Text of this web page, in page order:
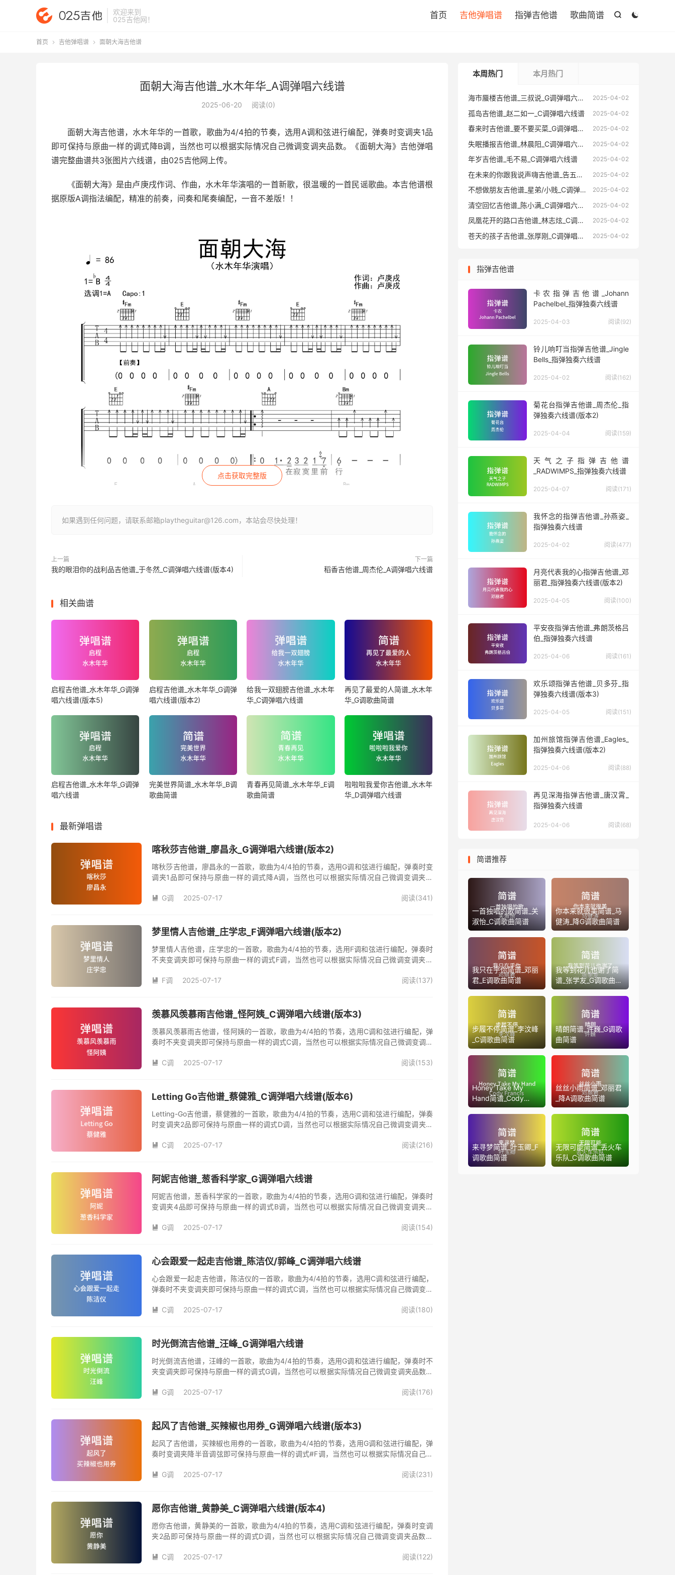
欢迎来到
025吉他网 ！ 

首页 吉他弹唱谱 指弹吉他谱 歌曲简谱
首页  吉他弹唱谱  面朝大海吉他谱
面朝大海吉他谱_水木年华_A调弹唱六线谱
2025-06-20 阅读(0)
面朝大海吉他谱，水木年华的一首歌，歌曲为4/4拍的节奏，选用A调和弦进行编配，弹奏时变调夹1品
即可保持与原曲一样的调式降B调，当然也可以根据实际情况自己微调变调夹品数。《面朝大海》吉他弹唱
谱完整曲谱共3张图片六线谱，由025吉他网上传。
《面朝大海》是由卢庚戌作词、作曲，水木年华演唱的一首新歌，很温暖的一首民谣歌曲。本吉他谱根
据原版A调指法编配，精准的前奏，间奏和尾奏编配，一音不差版！！
点击获取完整版
如果遇到任何问题，请联系邮箱playtheguitar@126.com，本站会尽快处理！
上一篇
我的眼泪你的战利品吉他谱_于冬然_C调弹唱六线谱(版本4)
下一篇
稻香吉他谱_周杰伦_A调弹唱六线谱
相关曲谱
启程吉他谱_水木年华_G调弹
唱六线谱(版本5)
启程吉他谱_水木年华_G调弹
唱六线谱(版本2)
给我一双翅膀吉他谱_水木年
华_C调弹唱六线谱
再见了最爱的人简谱_水木年
华_G调歌曲简谱
启程吉他谱_水木年华_G调弹
唱六线谱
完美世界简谱_水木年华_B调
歌曲简谱
青春再见简谱_水木年华_E调
歌曲简谱
啦啦啦我爱你吉他谱_水木年
华_D调弹唱六线谱
最新弹唱谱
喀秋莎吉他谱_廖昌永_G调弹唱六线谱(版本2)
喀秋莎吉他谱，廖昌永的一首歌，歌曲为4/4拍的节奏，选用G调和弦进行编配，弹奏时变
调夹1品即可保持与原曲一样的调式降A调，当然也可以根据实际情况自己微调变调夹品
 G调 2025-07-17 阅读(341)
梦里情人吉他谱_庄学忠_F调弹唱六线谱(版本2)
梦里情人吉他谱，庄学忠的一首歌，歌曲为4/4拍的节奏，选用F调和弦进行编配，弹奏时
不夹变调夹即可保持与原曲一样的调式F调，当然也可以根据实际情况自己微调变调夹品
人》是由庄学忠演唱的一首经典歌曲。本吉他谱根据原版F调指法编配，完整的前奏、间奏
 F调 2025-07-17 阅读(137)
羡慕风羡慕雨吉他谱_怪阿姨_C调弹唱六线谱(版本3)
羡慕风羡慕雨吉他谱，怪阿姨的一首歌，歌曲为4/4拍的节奏，选用C调和弦进行编配，弹
奏时不夹变调夹即可保持与原曲一样的调式C调，当然也可以根据实际情况自己微调变调夹
姨演唱的歌曲《羡慕风羡慕雨》原版吉他谱，完整的前奏、间奏、尾奏solo编配，精编完美
 C调 2025-07-17 阅读(153)
Letting Go吉他谱_蔡健雅_C调弹唱六线谱(版本6)
Letting-Go吉他谱，蔡健雅的一首歌，歌曲为4/4拍的节奏，选用C调和弦进行编配，弹奏
时变调夹2品即可保持与原曲一样的调式D调，当然也可以根据实际情况自己微调变调夹品
 C调 2025-07-17 阅读(216)
阿妮吉他谱_葱香科学家_G调弹唱六线谱
阿妮吉他谱，葱香科学家的一首歌，歌曲为4/4拍的节奏，选用G调和弦进行编配，弹奏时
变调夹4品即可保持与原曲一样的调式B调，当然也可以根据实际情况自己微调变调夹品
 G调 2025-07-17 阅读(154)
心会跟爱一起走吉他谱_陈洁仪/郭峰_C调弹唱六线谱
心会跟爱一起走吉他谱，陈洁仪的一首歌，歌曲为4/4拍的节奏，选用C调和弦进行编配，
弹奏时不夹变调夹即可保持与原曲一样的调式C调，当然也可以根据实际情况自己微调变调
本吉他谱是根据陈洁仪、郭峰演唱的《心会跟爱一起走》歌曲原版编配，完整的前奏、间
 C调 2025-07-17 阅读(180)
时光倒流吉他谱_汪峰_G调弹唱六线谱
时光倒流吉他谱，汪峰的一首歌，歌曲为4/4拍的节奏，选用G调和弦进行编配，弹奏时不
夹变调夹即可保持与原曲一样的调式G调，当然也可以根据实际情况自己微调变调夹品数。
汪峰创作并演唱的歌曲，收录在他2005年发行的专辑《怒放的生命》中 。本吉他谱根据原
 G调 2025-07-17 阅读(176)
起风了吉他谱_买辣椒也用券_G调弹唱六线谱(版本3)
起风了吉他谱，买辣椒也用券的一首歌，歌曲为4/4拍的节奏，选用G调和弦进行编配，弹
奏时变调夹降半音调弦即可保持与原曲一样的调式#F调，当然也可以根据实际情况自己微
域部分，原曲太高，大部分人唱不上去，原调#F，所以选G调指法编配，降半音为原调。在
版，略难一点，但是多加练习就能拿下来，可以试着挑战一下。不想练的可以省略。歌词反
 G调 2025-07-17 阅读(231)
愿你吉他谱_黄静美_C调弹唱六线谱(版本4)
愿你吉他谱，黄静美的一首歌，歌曲为4/4拍的节奏，选用C调和弦进行编配，弹奏时变调
夹2品即可保持与原曲一样的调式D调，当然也可以根据实际情况自己微调变调夹品数。
 C调 2025-07-17 阅读(122)
本周热门 本月热门
2025-04-02
海市蜃楼吉他谱_三叔说_G调弹唱六线谱
2025-04-02
孤岛吉他谱_赵二如一_C调弹唱六线谱
2025-04-02
春来时吉他谱_要不要买菜_G调弹唱六线谱
2025-04-02
失眠播报吉他谱_林晨阳_C调弹唱六线谱
2025-04-02
年岁吉他谱_毛不易_C调弹唱六线谱
2025-04-02
在未来的你跟我说声嗨吉他谱_告五人_C调弹唱六线谱
2025-04-02
不想做朋友吉他谱_星弟/小贱_C调弹唱六线谱
2025-04-02
清空回忆吉他谱_陈小满_C调弹唱六线谱
2025-04-02
凤凰花开的路口吉他谱_林志炫_C调弹唱六线谱
2025-04-02
苍天的孩子吉他谱_张厚刚_C调弹唱六线谱
指弹吉他谱
卡农指弹吉他谱_Johann
Pachelbel_指弹独奏六线谱
2025-04-03 阅读(92)
铃儿响叮当指弹吉他谱_Jingle
Bells_指弹独奏六线谱
2025-04-02 阅读(162)
菊花台指弹吉他谱_周杰伦_指
弹独奏六线谱(版本2)
2025-04-04 阅读(159)
天气之子指弹吉他谱
_RADWIMPS_指弹独奏六线谱
2025-04-07 阅读(171)
我怀念的指弹吉他谱_孙燕姿_
指弹独奏六线谱
2025-04-02 阅读(477)
月亮代表我的心指弹吉他谱_邓
丽君_指弹独奏六线谱(版本2)
2025-04-05 阅读(100)
平安夜指弹吉他谱_弗朗茨格吕
伯_指弹独奏六线谱
2025-04-06 阅读(161)
欢乐颂指弹吉他谱_贝多芬_指
弹独奏六线谱(版本3)
2025-04-05 阅读(151)
加州旅馆指弹吉他谱_Eagles_
指弹独奏六线谱(版本2)
2025-04-06 阅读(88)
再见深海指弹吉他谱_唐汉霄_
指弹独奏六线谱
2025-04-06 阅读(68)
简谱推荐
一首独唱的歌简谱_关
淑怡_C调歌曲简谱
你本来就很美简谱_马
健涛_降G调歌曲简谱
我只在乎你简谱_邓丽
君_E调歌曲简谱
我等到花儿也谢了简
谱_张学友_G调歌曲简
谱
步履不停简谱_李汶峰
_C调歌曲简谱
晴朗简谱_许巍_G调歌
曲简谱
Honey Take My
Hand简谱_Cody
Francis_D调歌曲简谱
丝丝小雨简谱_邓丽君
_降A调歌曲简谱
来寻梦简谱_叶玉卿_F
调歌曲简谱
无限可能简谱_丢火车
乐队_C调歌曲简谱